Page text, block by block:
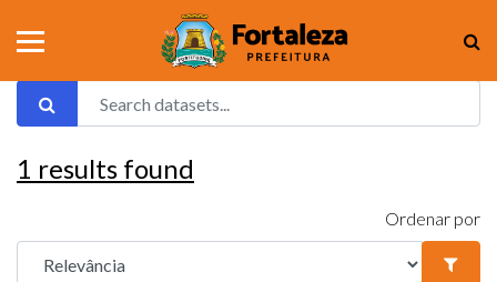
1 results found
Ordenar por